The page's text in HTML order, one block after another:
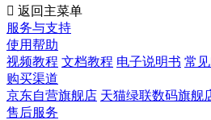
 返回主菜单
服务与支持
使用帮助
视频教程 文档教程 电子说明书 常
购买渠道
京东自营旗舰店 天猫绿联数码旗舰
售后服务